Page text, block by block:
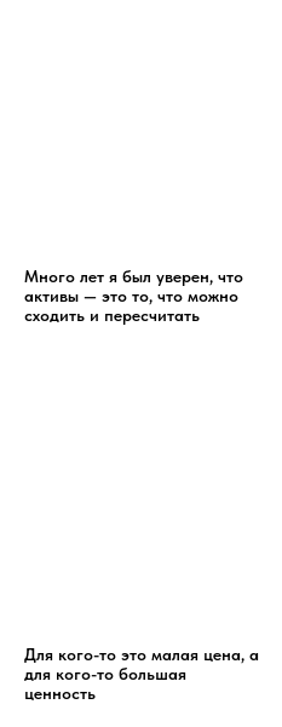
Много лет я был уверен, что
активы — это то, что можно
сходить и пересчитать
Для кого-то это малая цена, а
для кого-то большая
ценность